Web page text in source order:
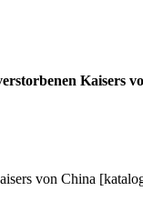
Kaisers
von China